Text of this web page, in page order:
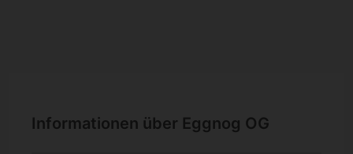
Informationen über Eggnog OG